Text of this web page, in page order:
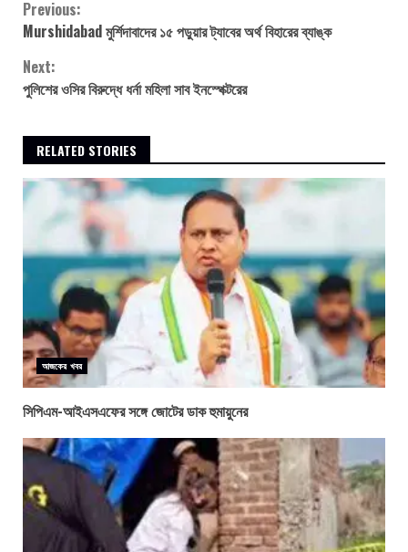
Continue
Reading
Previous:
Murshidabad মুর্শিদাবাদের ১৫ পড়ুয়ার ট্যাবের অর্থ বিহারের ব্যাঙ্ক
Next:
পুলিশের ওসির বিরুদ্ধে ধর্না মহিলা সাব ইনস্পেক্টরের
RELATED STORIES
আজকের খবর
সিপিএম-আইএসএফের সঙ্গে জোটের ডাক হুমায়ুনের